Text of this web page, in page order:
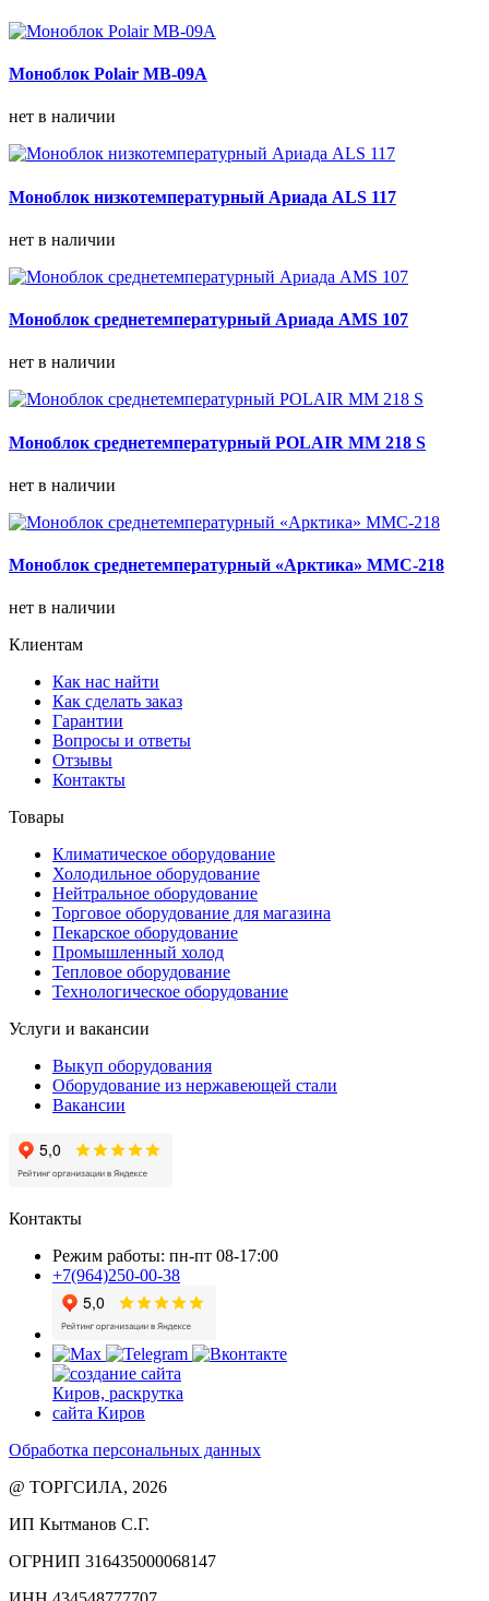
Моноблок Polair MB-09A
нет в наличии
Моноблок низкотемпературный Ариада ALS 117
нет в наличии
Моноблок среднетемпературный Ариада AMS 107
нет в наличии
Моноблок среднетемпературный POLAIR MM 218 S
нет в наличии
Моноблок среднетемпературный «Арктика» ММС-218
нет в наличии
Клиентам
Как нас найти
Как сделать заказ
Гарантии
Вопросы и ответы
Отзывы
Контакты
Товары
Климатическое оборудование
Холодильное оборудование
Нейтральное оборудование
Торговое оборудование для магазина
Пекарское оборудование
Промышленный холод
Тепловое оборудование
Технологическое оборудование
Услуги и вакансии
Выкуп оборудования
Оборудование из нержавеющей стали
Вакансии
Контакты
Режим работы: пн-пт 08-17:00
+7(964)250-00-38
Обработка персональных данных
@ ТОРГСИЛА, 2026
ИП Кытманов С.Г.
ОГРНИП 316435000068147